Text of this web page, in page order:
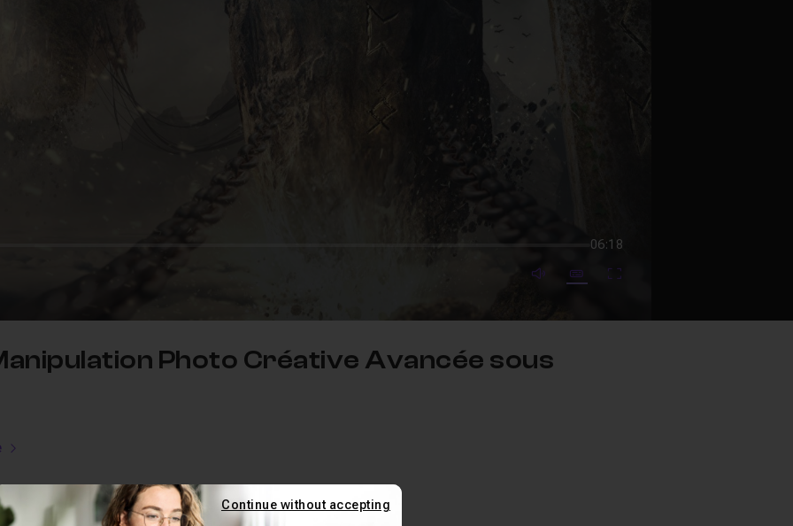
06:18
mute video
SubtitlesFullscreen
Photo Créative Avancée sous